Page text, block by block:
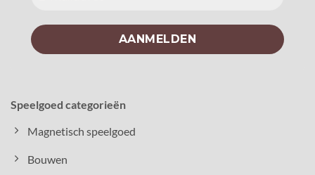
Speelgoed categorieën
Magnetisch speelgoed
Bouwen